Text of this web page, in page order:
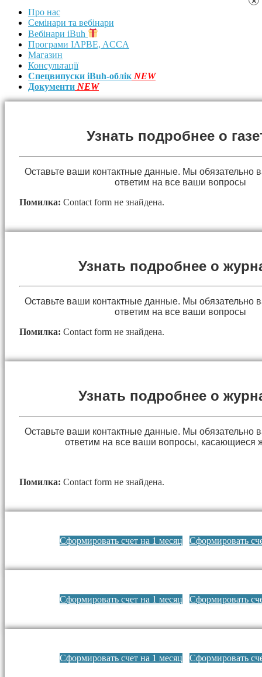
Про нас
Семінари та вебінари
Вебінари iBuh
Програми IAPBE, ACCA
Магазин
Консультації
Спецвипуски iBuh-облік NEW
Документи NEW
Узнать подробнее о
Оставьте ваши контактные данные. Мы обязательно
ответим на все ваши вопросы
Помилка: Contact form не знайдена.
Узнать подробнее о
Оставьте ваши контактные данные. Мы обязательно
ответим на все ваши вопросы
Помилка: Contact form не знайдена.
Узнать подробнее о
Оставьте ваши контактные данные. Мы обязательно
ответим на все ваши вопросы, касающиеся
Помилка: Contact form не знайдена.
Сформировать счет на 1 месяц Сформировать
Сформировать счет на 1 месяц Сформировать
Сформировать счет на 1 месяц Сформировать